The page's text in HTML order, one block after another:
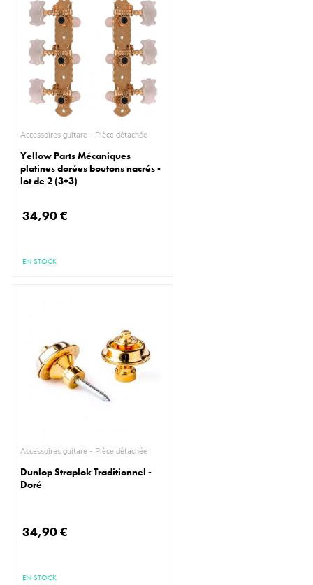
Accessoires guitare - Pièce détachée
Yellow Parts Mécaniques
platines dorées boutons nacrés -
lot de 2 (3+3)
34,90 €
EN STOCK
Accessoires guitare - Pièce détachée
Dunlop Straplok Traditionnel -
Doré
34,90 €
EN STOCK